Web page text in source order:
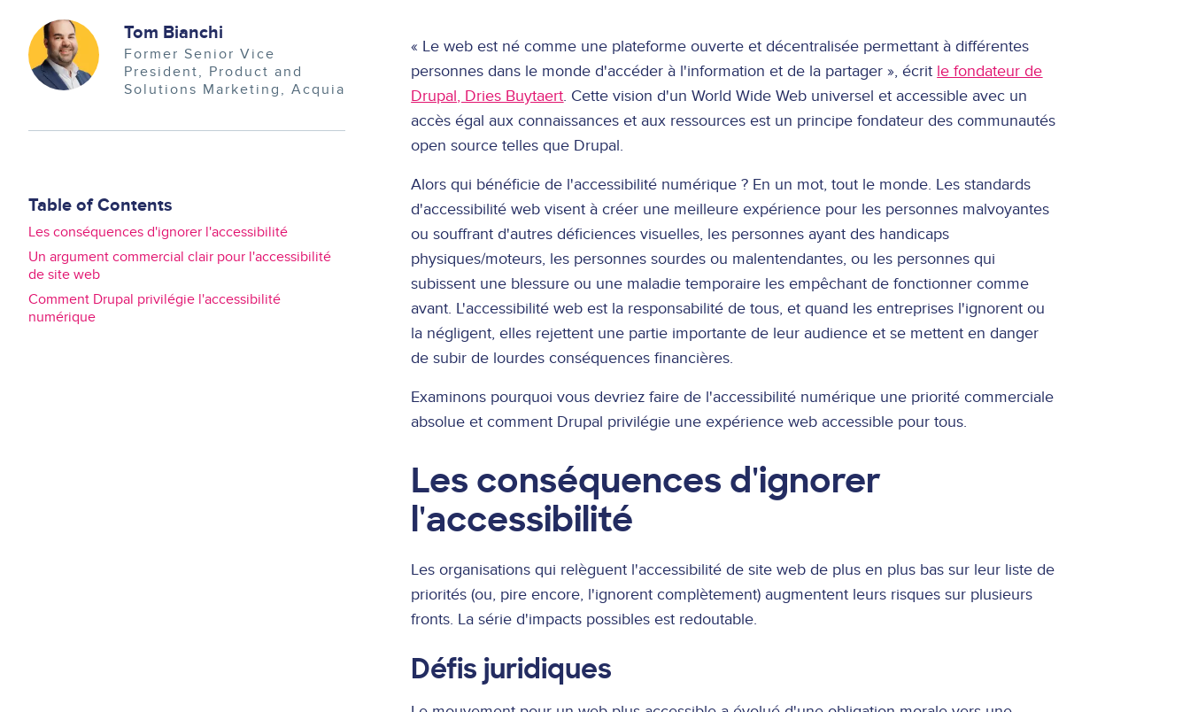
Image Tom Bianchi
Former Senior Vice
President, Product and
Solutions Marketing
Acquia
Table of Contents
Les conséquences d'ignorer l'accessibilité
Un argument commercial clair pour l'accessibilité
de site web
Comment Drupal privilégie l'accessibilité
numérique
« Le web est né comme une plateforme ouverte et décentralisée permettant à différentes
personnes dans le monde d'accéder à l'information et de la partager », écrit le fondateur de
Drupal, Dries Buytaert. Cette vision d'un World Wide Web universel et accessible avec un
accès égal aux connaissances et aux ressources est un principe fondateur des communautés
open source telles que Drupal.
Alors qui bénéficie de l'accessibilité numérique ? En un mot, tout le monde. Les standards
d'accessibilité web visent à créer une meilleure expérience pour les personnes malvoyantes
ou souffrant d'autres déficiences visuelles, les personnes ayant des handicaps
physiques/moteurs, les personnes sourdes ou malentendantes, ou les personnes qui
subissent une blessure ou une maladie temporaire les empêchant de fonctionner comme
avant. L'accessibilité web est la responsabilité de tous, et quand les entreprises l'ignorent ou
la négligent, elles rejettent une partie importante de leur audience et se mettent en danger
de subir de lourdes conséquences financières.
Examinons pourquoi vous devriez faire de l'accessibilité numérique une priorité commerciale
absolue et comment Drupal privilégie une expérience web accessible pour tous.
Les conséquences d'ignorer
l'accessibilité
Les organisations qui relèguent l'accessibilité de site web de plus en plus bas sur leur liste de
priorités (ou, pire encore, l'ignorent complètement) augmentent leurs risques sur plusieurs
fronts. La série d'impacts possibles est redoutable.
Défis juridiques